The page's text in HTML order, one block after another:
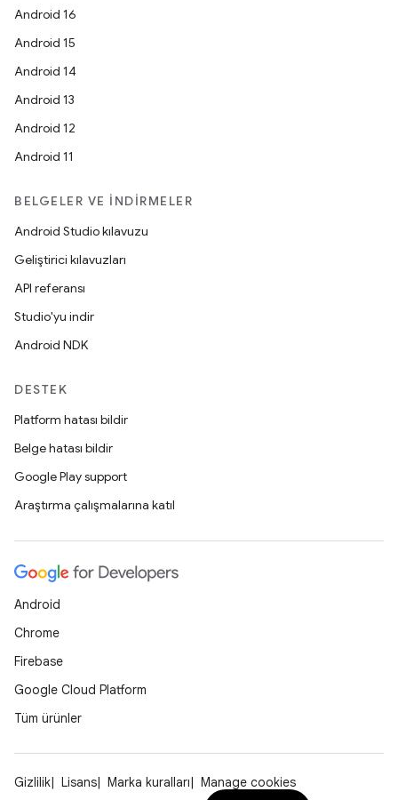
Android 16
Android 15
Android 14
Android 13
Android 12
Android 11
BELGELER VE İNDIRMELER
Android Studio kılavuzu
Geliştirici kılavuzları
API referansı
Studio'yu indir
Android NDK
DESTEK
Platform hatası bildir
Belge hatası bildir
Google Play support
Araştırma çalışmalarına katıl
Android
Chrome
Firebase
Google Cloud Platform
Tüm ürünler
Gizlilik Lisans Marka kuralları Manage cookies